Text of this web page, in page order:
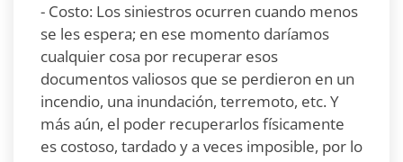
- Costo: Los siniestros ocurren cuando menos
se les espera; en ese momento daríamos
cualquier cosa por recuperar esos
documentos valiosos que se perdieron en un
incendio, una inundación, terremoto, etc. Y
más aún, el poder recuperarlos físicamente
es costoso, tardado y a veces imposible, por lo